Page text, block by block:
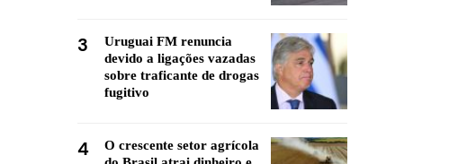
3
Uruguai FM renuncia
devido a ligações vazadas
sobre traficante de drogas
fugitivo
4
O crescente setor agrícola